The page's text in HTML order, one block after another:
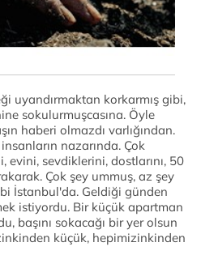
uyandırmaktan korkarmış gibi,
sokulurmuşcasına. Öyle
haberi olmazdı varlığından.
nazarında. Çok
sevdiklerini, dostlarını, 50
Çok şey ummuş, az şey
İstanbul'da. Geldiği günden
istiyordu. Bir küçük apartman
başını sokacağı bir yer olsun
küçük, hepimizinkinden